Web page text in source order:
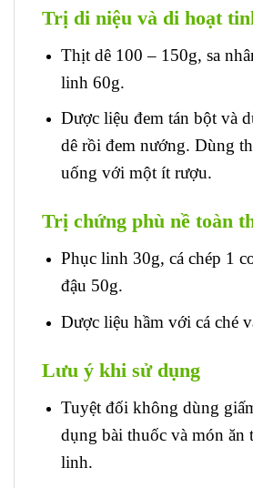
Trị di niệu và di hoạt
Thịt dê 100 – 150g, sa
linh 60g.
Dược liệu đem tán bột và
dê rồi đem nướng. Dùng
uống với một ít rượu.
Trị chứng phù nề toàn
Phục linh 30g, cá chép 1
đậu 50g.
Dược liệu hầm với cá ché
Lưu ý khi sử dụng
Tuyệt đối không dùng
dụng bài thuốc và món ăn
linh.